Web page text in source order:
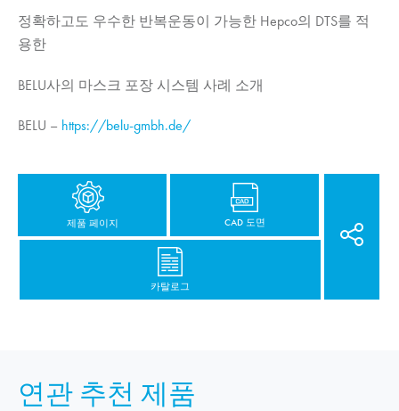
정확하고도 우수한 반복운동이 가능한 Hepco의 DTS를 적
용한
BELU사의 마스크 포장 시스템 사례 소개
BELU – https://belu-gmbh.de/
제품 페이지 CAD 도면
카탈로그
연관 추천 제품